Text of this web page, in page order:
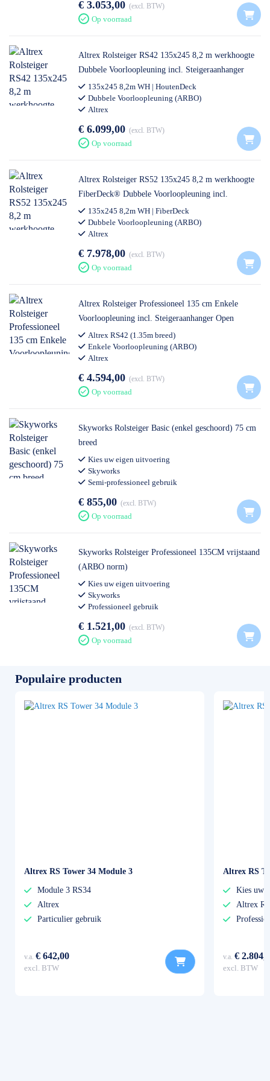
€ 3.053,00 excl. BTW
Op voorraad
Altrex Rolsteiger RS42 135x245 8,2 m werkhoogte
Dubbele Voorloopleuning incl. Steigeraanhanger
Open135x245 8,2m WH | HoutenDeck
Dubbele Voorloopleuning (ARBO)
Altrex
€ 6.099,00 excl. BTW
Op voorraad
Altrex Rolsteiger RS52 135x245 8,2 m werkhoogte
FiberDeck® Dubbele Voorloopleuning incl.
Steigeraanhanger DeLuxe
135x245 8,2m WH | FiberDeck
Dubbele Voorloopleuning (ARBO)
Altrex
€ 7.978,00 excl. BTW
Op voorraad
Altrex Rolsteiger Professioneel 135 cm Enkele
Voorloopleuning incl. Steigeraanhanger Open
Altrex RS42 (1.35m breed)
Enkele Voorloopleuning (ARBO)
Altrex
€ 4.594,00 excl. BTW
Op voorraad
Skyworks Rolsteiger Basic (enkel geschoord) 75 cm
breed
Kies uw eigen uitvoering
Skyworks
Semi-professioneel gebruik
€ 855,00 excl. BTW
Op voorraad
Skyworks Rolsteiger Professioneel 135CM vrijstaand
(ARBO norm)
Kies uw eigen uitvoering
Skyworks
Professioneel gebruik
€ 1.521,00 excl. BTW
Op voorraad
Populaire producten
Altrex RS Tower 34 Module 3
Module 3 RS34
Altrex
Particulier gebruik
v.a. € 642,00
excl. BTW
Altrex RS
Kies uw
Altrex
v.a. €
excl. BTW